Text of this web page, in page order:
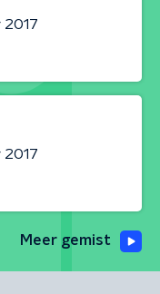
2017
2017
Meer gemist